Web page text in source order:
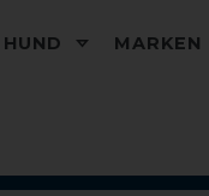
HUND MARKEN